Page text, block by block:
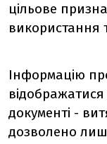
цільове
використання
Інформацію
документі -
дозволено